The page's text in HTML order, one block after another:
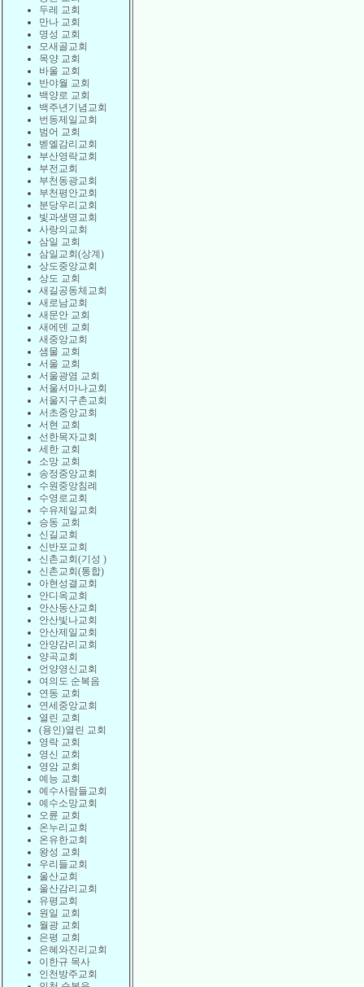
두레 교회
만나 교회
명성 교회
모새골교회
목양 교회
바울 교회
반야월 교회
백양로 교회
백주년기념교회
번동제일교회
범어 교회
벧엘감리교회
부산영락교회
부전교회
부천동광교회
부천평안교회
분당우리교회
빛과생명교회
사랑의교회
삼일 교회
삼일교회(상계)
상도중앙교회
상도 교회
새길공동체교회
새로남교회
새문안 교회
새에덴 교회
새중앙교회
샘물 교회
서울 교회
서울광염 교회
서울서마나교회
서울지구촌교회
서초중앙교회
서현 교회
선한목자교회
세한 교회
소망 교회
송정중앙교회
수원중앙침례
수영로교회
수유제일교회
승동 교회
신길교회
신반포교회
신촌교회(기성 )
신촌교회(통합)
아현성결교회
안디옥교회
안산동산교회
안산빛나교회
안산제일교회
안양감리교회
양곡교회
언양영신교회
여의도 순복음
연동 교회
연세중앙교회
열린 교회
(용인)열린 교회
영락 교회
영신 교회
영암 교회
예능 교회
예수사람들교회
예수소망교회
오륜 교회
온누리교회
온유한교회
왕성 교회
우리들교회
울산교회
울산감리교회
유평교회
원일 교회
월광 교회
은평 교회
은혜와진리교회
이한규 목사
인천방주교회